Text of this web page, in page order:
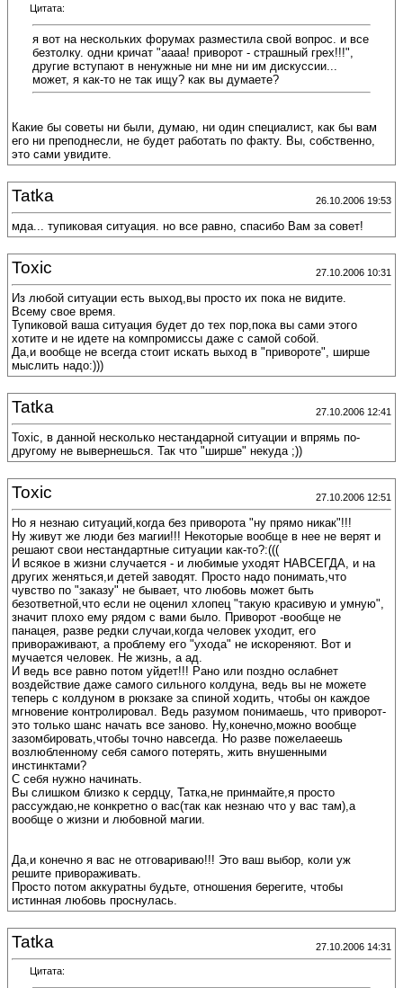
Цитата:
я вот на нескольких форумах разместила свой вопрос. и все
безтолку. одни кричат "аааа! приворот - страшный грех!!!",
другие вступают в ненужные ни мне ни им дискуссии...
может, я как-то не так ищу? как вы думаете?
Какие бы советы ни были, думаю, ни один специалист, как бы вам
его ни преподнесли, не будет работать по факту. Вы, собственно,
это сами увидите.
Tatka 26.10.2006 19:53
мда... тупиковая ситуация. но все равно, спасибо Вам за совет!
Toxic 27.10.2006 10:31
Из любой ситуации есть выход,вы просто их пока не видите.
Всему свое время.
Тупиковой ваша ситуация будет до тех пор,пока вы сами этого
хотите и не идете на компромиссы даже с самой собой.
Да,и вообще не всегда стоит искать выход в "привороте", ширше
мыслить надо:)))
Tatka 27.10.2006 12:41
Toxic, в данной несколько нестандарной ситуации и впрямь по-
другому не вывернешься. Так что "ширше" некуда ;))
Toxic 27.10.2006 12:51
Но я незнаю ситуаций,когда без приворота "ну прямо никак"!!!
Ну живут же люди без магии!!! Некоторые вообще в нее не верят и
решают свои нестандартные ситуации как-то?:(((
И всякое в жизни случается - и любимые уходят НАВСЕГДА, и на
других женяться,и детей заводят. Просто надо понимать,что
чувство по "заказу" не бывает, что любовь может быть
безответной,что если не оценил хлопец "такую красивую и умную",
значит плохо ему рядом с вами было. Приворот -вообще не
панацея, разве редки случаи,когда человек уходит, его
привораживают, а проблему его "ухода" не искореняют. Вот и
мучается человек. Не жизнь, а ад.
И ведь все равно потом уйдет!!! Рано или поздно ослабнет
воздействие даже самого сильного колдуна, ведь вы не можете
теперь с колдуном в рюкзаке за спиной ходить, чтобы он каждое
мгновение контролировал. Ведь разумом понимаешь, что приворот-
это только шанс начать все заново. Ну,конечно,можно вообще
зазомбировать,чтобы точно навсегда. Но разве пожелаеешь
возлюбленному себя самого потерять, жить внушенными
инстинктами?
С себя нужно начинать.
Вы слишком близко к сердцу, Татка,не принмайте,я просто
рассуждаю,не конкретно о вас(так как незнаю что у вас там),а
вообще о жизни и любовной магии.
Да,и конечно я вас не отговариваю!!! Это ваш выбор, коли уж
решите привораживать.
Просто потом аккуратны будьте, отношения берегите, чтобы
истинная любовь проснулась.
Tatka 27.10.2006 14:31
Цитата: